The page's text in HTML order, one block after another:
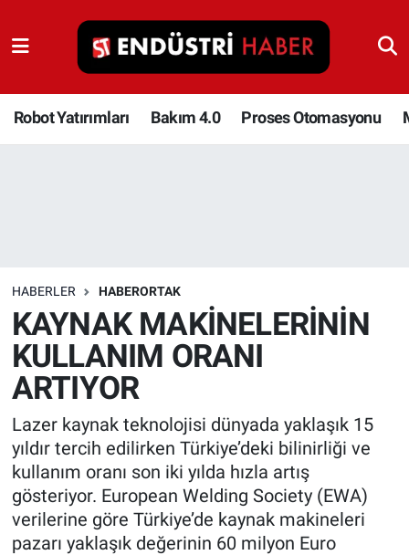
Robot Yatırımları Bakım 4.0 Proses Otomasyonu
HABERLER HABERORTAK
KAYNAK MAKİNELERİNİN
KULLANIM ORANI
ARTIYOR
Lazer kaynak teknolojisi dünyada yaklaşık 15
yıldır tercih edilirken Türkiye’deki bilinirliği ve
kullanım oranı son iki yılda hızla artış
gösteriyor. European Welding Society (EWA)
verilerine göre Türkiye’de kaynak makineleri
pazarı yaklaşık değerinin 60 milyon Euro
Robot Yatırımları
Bakım 4.0
İnşaat ve Malzeme
HaberOrtak
EndüstriST
Enerjisini Üreten Fabrikalar
Endüstri 4.0 Uygulamaları